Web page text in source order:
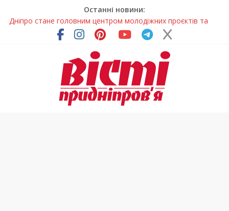
Останні новини:
Дніпро стане головним центром молодіжних проєктів та
ініціатив України
Засинання після півночі може негативно впливати на
У Тернівці працюють над посиленням водної безпеки
На Дніпропетровщині різко зросла кількість пожеж в